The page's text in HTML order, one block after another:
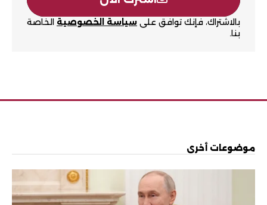
بالاشتراك، فإنك توافق على سياسة الخصوصية الخاصة
بنا.
موضوعات أخرى